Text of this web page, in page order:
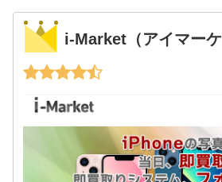
i-Market（アイマーケ